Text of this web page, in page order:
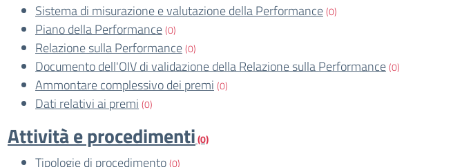
Sistema di misurazione e valutazione della Performance(0)
Piano della Performance(0)
Relazione sulla Performance(0)
Documento dell'OIV di validazione della Relazione sulla Performance(0)
Ammontare complessivo dei premi (0)
Dati relativi ai premi (0)
Attività e procedimenti(0)
Tipologie di procedimento(0)